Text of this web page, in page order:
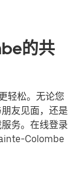
的共
轻松。无论您
友见面，还是
务。在线登录
Colombe